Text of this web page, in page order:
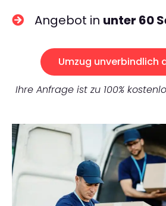
Angebot in unter 60
Umzug unverbindlich
Ihre Anfrage ist zu 100%